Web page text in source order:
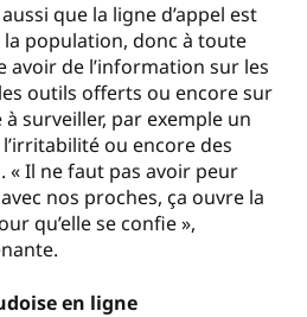
que la ligne d’appel est
population, donc à toute
avoir de l’information sur les
outils offerts ou encore sur
surveiller, par exemple un
ou encore des
« Il ne faut pas avoir peur
nos proches, ça ouvre la
qu’elle se confie »,
en ligne